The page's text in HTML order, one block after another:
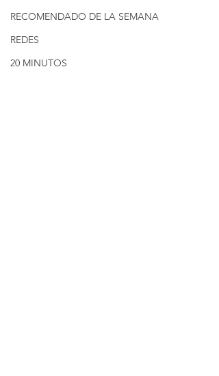
RECOMENDADO DE LA SEMANA
REDES
20 MINUTOS